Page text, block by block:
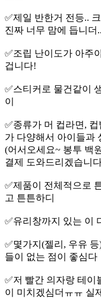
✅️제일 반한거 전등..
진짜 너무 맘에 듭니더
✅️조립 난이도가 아주
겁니다!
✅️스티커로 물건같이
이
✅️종류가 머 컵라면,
가 다양해서 아이들과
(어서오세요~ 봉투 백
결제 도와드리겠습니
✅️제품이 전체적으로
고 튼튼하디
✅️유리창까지 있는 이
✅️몇가지(젤리, 우유
들이 없는 점이 좋심다
✅️저 빨간 의자랑 테이
이 미치겠심더ㅠㅠ 실